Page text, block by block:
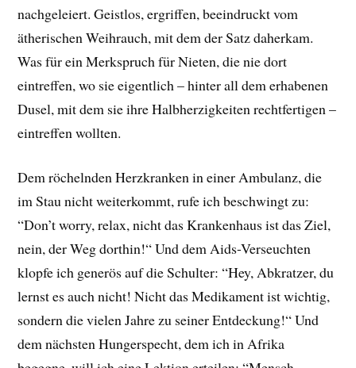
nachgeleiert. Geistlos, ergriffen, beeindruckt vom
ätherischen Weihrauch, mit dem der Satz daherkam.
Was für ein Merkspruch für Nieten, die nie dort
eintreffen, wo sie eigentlich – hinter all dem erhabenen
Dusel, mit dem sie ihre Halbherzigkeiten rechtfertigen –
eintreffen wollten.
Dem röchelnden Herzkranken in einer Ambulanz, die
im Stau nicht weiterkommt, rufe ich beschwingt zu:
“Don’t worry, relax, nicht das Krankenhaus ist das Ziel,
nein, der Weg dorthin!“ Und dem Aids-Verseuchten
klopfe ich generös auf die Schulter: “Hey, Abkratzer, du
lernst es auch nicht! Nicht das Medikament ist wichtig,
sondern die vielen Jahre zu seiner Entdeckung!“ Und
dem nächsten Hungerspecht, dem ich in Afrika